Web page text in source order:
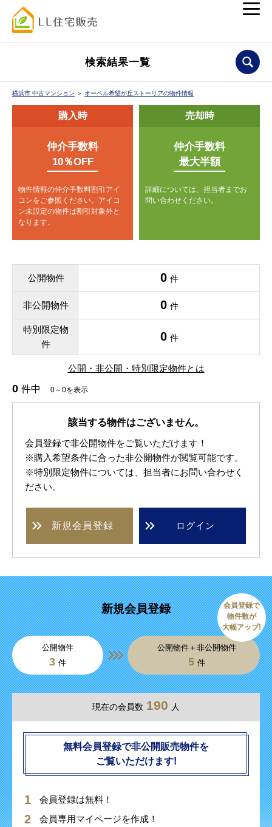
検索結果一覧
横浜市 中古マンション ＞ オーベル希望が丘ストーリアの物件情報
購入時
仲介手数料
10％OFF
物件情報の仲介手数料割引アイ
コンをご参照ください。 アイコ
ン未設定の物件は割引対象外と
なります。
売却時
仲介手数料
最大半額
詳細については、担当者までお
問い合わせください。
公開物件 0 件
非公開物件 0 件
特別限定物
件
0 件
公開・非公開・特別限定物件とは
0 件中 0～0を表示
該当する物件はございません。
会員登録で非公開物件をご覧いただけます！
※購入希望条件に合った非公開物件が閲覧可能です。
※特別限定物件については、担当者にお問い合わせく
ださい。
新規会員登録 ログイン
新規会員登録
公開物件
3 件
公開物件＋非公開物件
5 件
会員登録で
物件数が
大幅アップ!
現在の会員数 190 人
無料会員登録で非公開販売物件を
ご覧いただけます!
会員登録は無料！
会員専用マイページを作成！